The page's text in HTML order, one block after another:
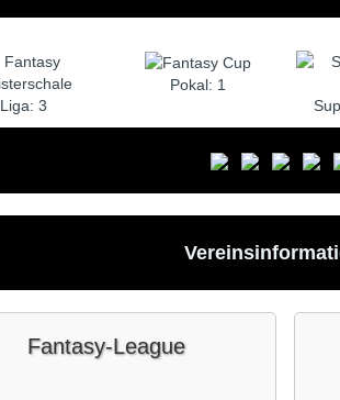
Liga: 3
Pokal: 1
Fantasy-League